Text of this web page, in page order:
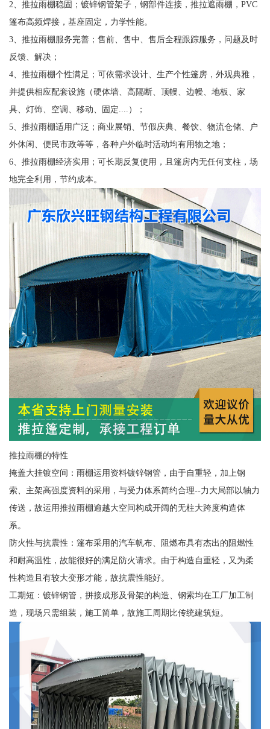
2、推拉雨棚稳固；镀锌钢管架子，钢部件连接，推拉遮雨棚，PVC
篷布高频焊接，基座固定，力学性能。
3、推拉雨棚服务完善；售前、售中、售后全程跟踪服务，问题及时
反馈、解决；
4、推拉雨棚个性满足；可依需求设计、生产个性篷房，外观典雅，
并提供相应配套设施（硬体墙、高隔断、顶幔、边幔、地板、家
具、灯饰、空调、移动、固定....）；
5、推拉雨棚适用广泛；商业展销、节假庆典、餐饮、物流仓储、户
外休闲、便民市政等等，各种户外临时活动均有用物之地；
6、推拉雨棚经济实用；可长期反复使用，且篷房内无任何支柱，场
地完全利用，节约成本。
推拉雨棚的特性
掩盖大挂镀空间：雨棚运用资料镀锌钢管，由于自重轻，加上钢
索、主架高强度资料的采用，与受力体系简约合理--力大局部以轴力
传送，故运用推拉雨棚逾越大空间构成开阔的无柱大跨度构造体
系。
防火性与抗震性：篷布采用的汽车帆布、阻燃布具有杰出的阻燃性
和耐高温性，故能很好的满足防火请求。由于构造自重轻，又为柔
性构造且有较大变形才能，故抗震性能好。
工期短：镀锌钢管，拼接成形及骨架的构造、钢索均在工厂加工制
造，现场只需组装，施工简单，故施工周期比传统建筑短。